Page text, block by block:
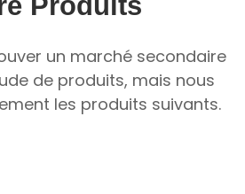
un marché secondaire
de produits, mais nous
les produits suivants.